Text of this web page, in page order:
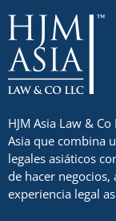
HJM Asia Law &
Asia que combina
legales asiáticos
de hacer
experiencia legal